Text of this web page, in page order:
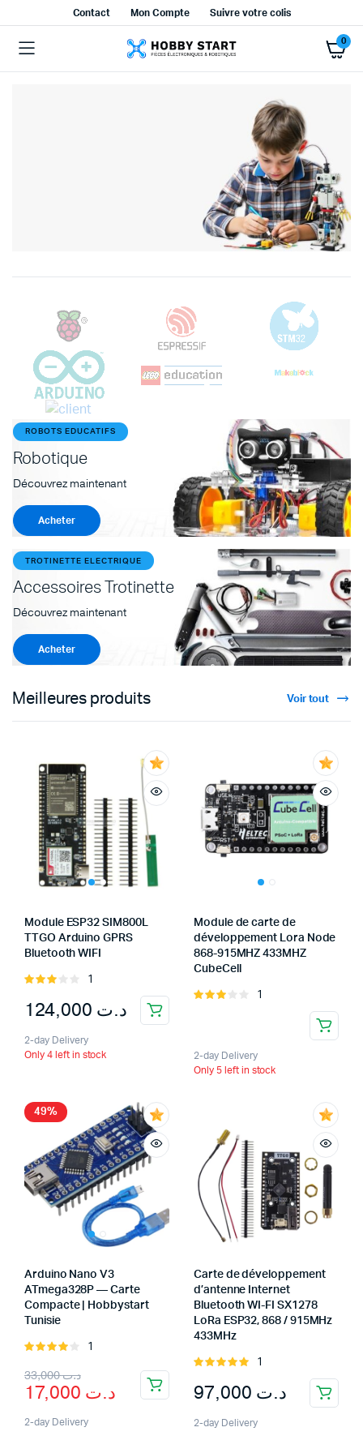
Contact Mon Compte Suivre votre colis
0
ROBOTS EDUCATIFS
Robotique
Découvrez maintenant
Acheter
TROTINETTE ELECTRIQUE
Accessoires Trotinette
Découvrez maintenant
Acheter
Meilleures produits Voir tout
Module ESP32 SIM800L
TTGO Arduino GPRS
Bluetooth WIFI
Rated
out of
1
د.ت
2-day Delivery
Only 4 left in stock
Module de carte de
développement Lora Node
868-915MHZ 433MHZ
CubeCell
Rated
1
2-day Delivery
Only 5 left in stock
49%
Arduino Nano V3
ATmega328P — Carte
Compacte | Hobbystart
Tunisie
Rated
of 5
1
د.ت33,000
د.ت
2-day Delivery
Carte de développement
d’antenne Internet
Bluetooth WI-FI SX1278
LoRa ESP32, 868 / 915MHz
433MHz
Rated
5
1
د.ت
2-day Delivery